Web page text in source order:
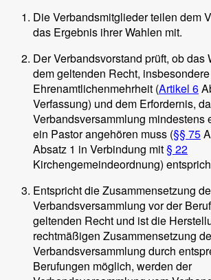
Die Verbandsmitglieder teilen dem
das Ergebnis ihrer Wahlen mit.
Der Verbandsvorstand prüft, ob das
dem geltenden Recht,
Ehrenamtlichenmehrheit (Artikel 6
Verfassung) und dem Erfordernis,
Verbandsversammlung mindestens
ein Pastor angehören muss (§§ 75
Absatz 1 in Verbindung mit§ 22
Kirchengemeindeordnung)
Entspricht die Zusammensetzung
Verbandsversammlung vor der
geltenden Recht und ist die
rechtmäßigen Zusammensetzung
Verbandsversammlung durch
Berufungen möglich, werden der